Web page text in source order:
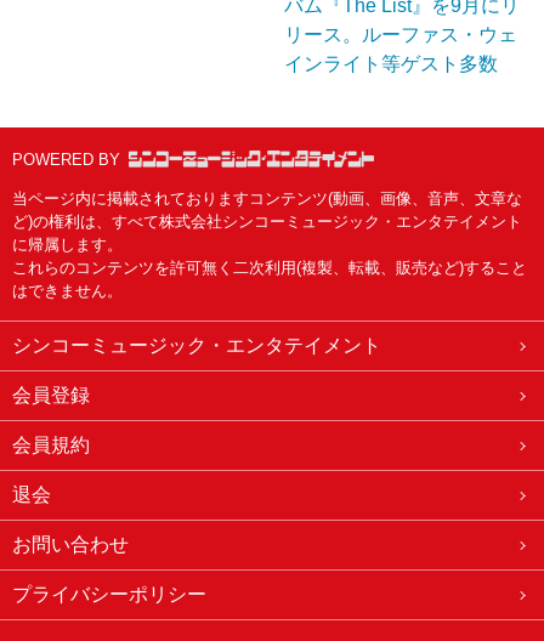
バム『The List』を9月にリ
リース。ルーファス・ウェ
インライト等ゲスト多数
POWERED BY
当ページ内に掲載されておりますコンテンツ(動画、画像、音声、文章な
ど)の権利は、すべて株式会社シンコーミュージック・エンタテイメント
に帰属します。
これらのコンテンツを許可無く二次利用(複製、転載、販売など)すること
はできません。
シンコーミュージック・エンタテイメント
会員登録
会員規約
退会
お問い合わせ
プライバシーポリシー